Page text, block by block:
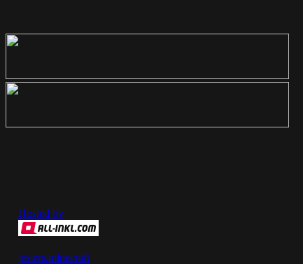
Hosted by
jesters.minecraft